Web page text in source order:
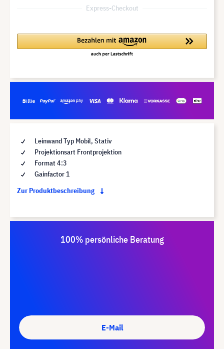
Express-Checkout
Leinwand Typ Mobil, Stativ
Projektionsart Frontprojektion
Format 4:3
Gainfactor 1
Zur Produktbeschreibung
100% persönliche Beratung
E-Mail